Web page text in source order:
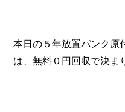
本日の５年放置パンク原
は、無料０円回収で決ま